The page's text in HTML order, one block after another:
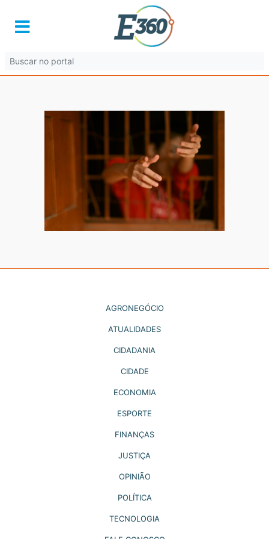
image-10
29 de julho de 2025 às 13:40
AGRONEGÓCIO
ATUALIDADES
CIDADANIA
CIDADE
ECONOMIA
ESPORTE
FINANÇAS
JUSTIÇA
OPINIÃO
POLÍTICA
TECNOLOGIA